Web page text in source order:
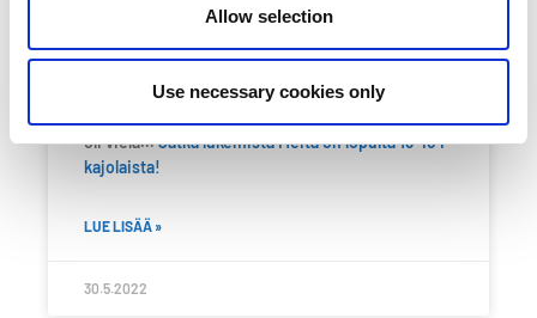
Allow selection
Use necessary cookies only
varmistukset on nyt tehty ja sen lopputuloksena
voimme julistaa, että Kajolle on kaikkiaan tulossa
oli vielä…Jatka lukemistaMeitä on lopulta 13 454
kajolaista!
LUE LISÄÄ »
30.5.2022